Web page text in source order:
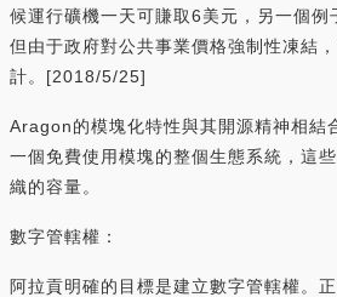
候運行礦機一天可賺取6美元，另一個例
但由于政府對公共事業價格強制性凍結
計。[2018/5/25]
Aragon的模塊化特性與其開源精神相結
一個免費使用模塊的整個生態系統，這
織的容量。
數字管轄權：
阿拉貢明確的目標是建立數字管轄權。